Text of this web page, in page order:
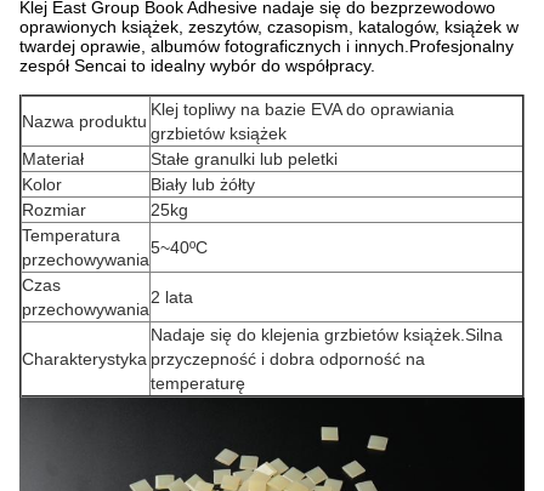
Klej East Group Book Adhesive nadaje się do bezprzewodowo
oprawionych książek, zeszytów, czasopism, katalogów, książek w
twardej oprawie, albumów fotograficznych i innych.Profesjonalny
zespół Sencai to idealny wybór do współpracy.
Nazwa produktu
Klej topliwy na bazie EVA do oprawiania
grzbietów książek
Materiał
Stałe granulki lub peletki
Kolor
Biały lub żółty
Rozmiar
25kg
Temperatura
przechowywania
5~40ºC
Czas
przechowywania
2 lata
Charakterystyka
Nadaje się do klejenia grzbietów książek.Silna
przyczepność i dobra odporność na
temperaturę